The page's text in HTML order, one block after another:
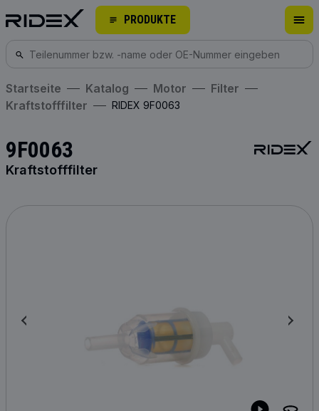
PRODUKTE
Startseite Katalog Motor
Filter
Kraftstofffilter
RIDEX 9F0063
9F0063
Kraftstofffilter